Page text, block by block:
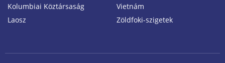
Kolumbiai Köztársaság
Laosz
Vietnám
Zöldfoki-szigetek